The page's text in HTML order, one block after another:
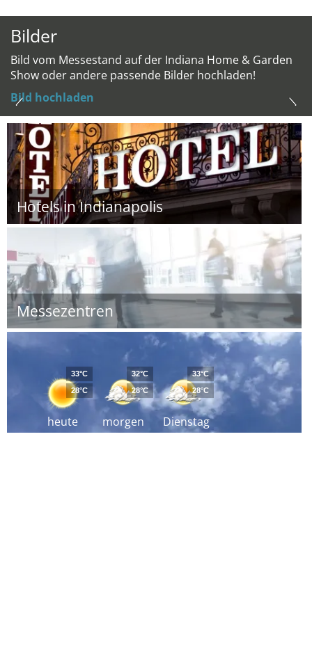
Bilder
Bild vom Messestand auf der Indiana Home & Garden
Show oder andere passende Bilder hochladen!
Bild hochladen
Hotels in Indianapolis
Messezentren
heute
33°C
28°C
morgen
32°C
28°C
Dienstag
33°C
28°C